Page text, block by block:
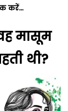
करें…
मासूम
थी?